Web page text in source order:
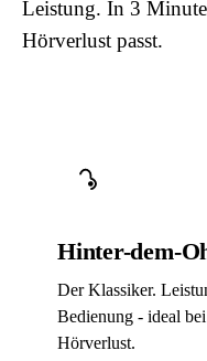
Leistung. In 3
Hörverlust passt.
Hinter-dem-
Der Klassiker.
Bedienung - ideal
Hörverlust.